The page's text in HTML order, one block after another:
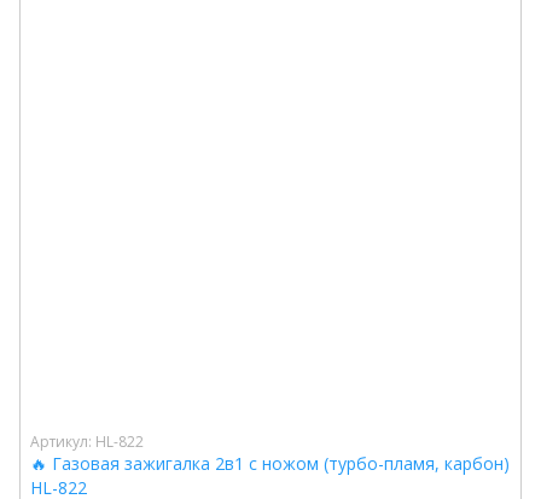
Артикул: HL-822
🔥 Газовая зажигалка 2в1 с ножом (турбо-пламя, карбон)
HL-822